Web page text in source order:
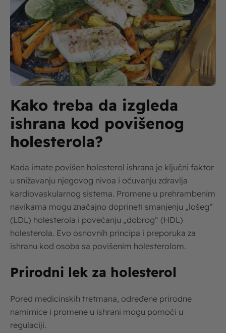
Kako treba da izgleda
ishrana kod povišenog
holesterola?
Kada imate povišen holesterol ishrana je ključni faktor
u snižavanju njegovog nivoa i očuvanju zdravlja
kardiovaskularnog sistema. Promene u prehrambenim
navikama mogu značajno doprineti smanjenju „lošeg“
(LDL) holesterola i povećanju „dobrog“ (HDL)
holesterola. Evo osnovnih principa i preporuka za
ishranu kod osoba sa povišenim holesterolom.
Prirodni lek za holesterol
Pored medicinskih tretmana, određene prirodne
namirnice i promene u ishrani mogu pomoći u
regulaciji.